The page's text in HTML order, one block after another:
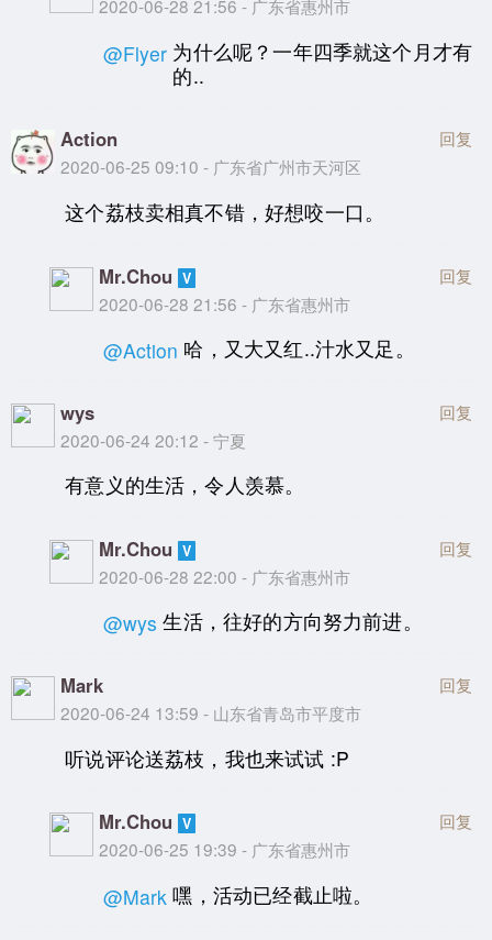
2020-06-28 21:56 - 广东省惠州市
@Flyer 为什么呢？一年四季就这个月才有
的..
Action
2020-06-25 09:10 - 广东省广州市天河区
回复
这个荔枝卖相真不错，好想咬一口。
Mr.Chou
2020-06-28 21:56 - 广东省惠州市
回复
@Action 哈，又大又红..汁水又足。
wys
2020-06-24 20:12 - 宁夏
回复
有意义的生活，令人羡慕。
Mr.Chou
2020-06-28 22:00 - 广东省惠州市
回复
@wys 生活，往好的方向努力前进。
Mark
2020-06-24 13:59 - 山东省青岛市平度市
回复
听说评论送荔枝，我也来试试 :P
Mr.Chou
2020-06-25 19:39 - 广东省惠州市
回复
@Mark 嘿，活动已经截止啦。